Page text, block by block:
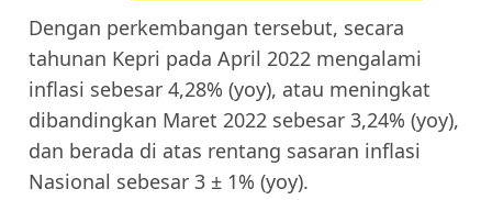
Dengan perkembangan tersebut, secara
tahunan Kepri pada April 2022 mengalami
inflasi sebesar 4,28% (yoy), atau meningkat
dibandingkan Maret 2022 sebesar 3,24% (yoy),
dan berada di atas rentang sasaran inflasi
Nasional sebesar 3 ± 1% (yoy).